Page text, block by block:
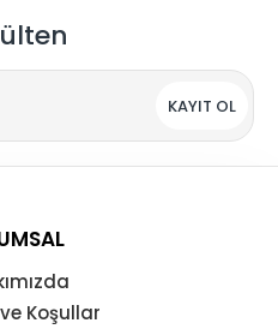
KAYIT OL
Koşullar